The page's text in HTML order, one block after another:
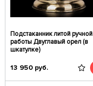
Подстаканник литой ручной
работы Двуглавый орел (в
шкатулке)
13 950 руб.